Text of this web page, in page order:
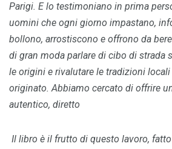
Parigi. E lo testimoniano in prima
uomini che ogni giorno impastano,
bollono, arrostiscono e offrono da
di gran moda parlare di cibo di strada
le origini e rivalutare le tradizioni locali
originato. Abbiamo cercato di offrire
autentico, diretto
Il libro è il frutto di questo lavoro,